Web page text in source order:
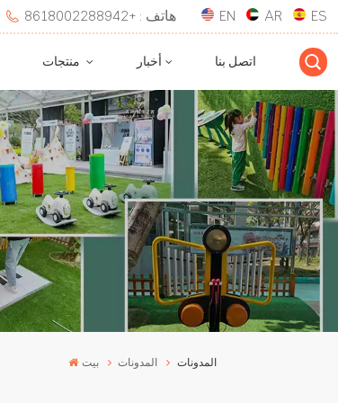
هاتف : +8618002288942 EN AR ES
أخبار اتصل بنا
بيت المدونات المدونات